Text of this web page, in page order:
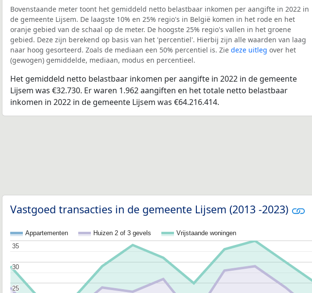
Bovenstaande meter toont het gemiddeld netto belastbaar inkomen per aangifte in 2022 in
de gemeente Lijsem. De laagste 10% en 25% regio's in België komen in het rode en het
oranje gebied van de schaal op de meter. De hoogste 25% regio's vallen in het groene
gebied. Deze zijn berekend op basis van het 'percentiel'. Hierbij zijn alle waarden van laag
naar hoog gesorteerd. Zoals de mediaan een 50% percentiel is. Zie deze uitleg over het
(gewogen) gemiddelde, mediaan, modus en percentieel.
Het gemiddeld netto belastbaar inkomen per aangifte in 2022 in de gemeente
Lijsem was €32.730. Er waren 1.962 aangiften en het totale netto belastbaar
inkomen in 2022 in de gemeente Lijsem was €64.216.414.
Vastgoed transacties in de gemeente Lijsem (2013 -2023)
Appartementen Huizen 2 of 3 gevels Vrijstaande woningen
25
25
30
30
35
35